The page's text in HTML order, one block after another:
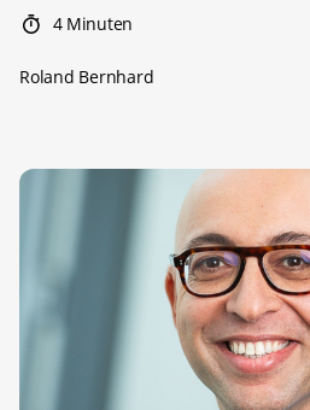
4 Minuten
Roland Bernhard